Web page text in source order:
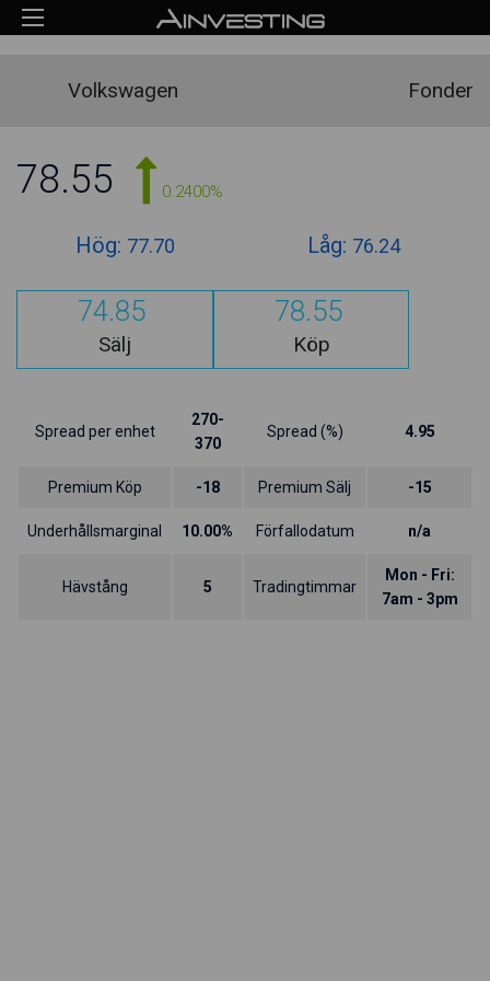
Volkswagen Fonder
78.55 0.2400%
Hög: 77.70 Låg: 76.24
74.85
Sälj
78.55
Köp
Spread per enhet
270-
370
Spread (%) 4.95
Premium Köp -18 Premium Sälj -15
Underhållsmarginal 10.00% Förfallodatum n/a
Hävstång 5 Tradingtimmar
Mon - Fri:
7am - 3pm